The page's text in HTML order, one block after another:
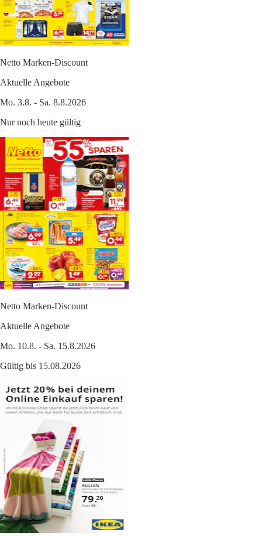
Netto Marken-Discount
Aktuelle Angebote
Mo. 3.8. - Sa. 8.8.2026
Nur noch heute gültig
Netto Marken-Discount
Aktuelle Angebote
Mo. 10.8. - Sa. 15.8.2026
Gültig bis 15.08.2026